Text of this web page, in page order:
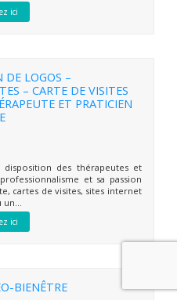
ici
DE LOGOS –
– CARTE DE VISITES
ET PRATICIEN
disposition des thérapeutes et
et sa passion
cartes de visites, sites internet
ici
BIENÊTRE